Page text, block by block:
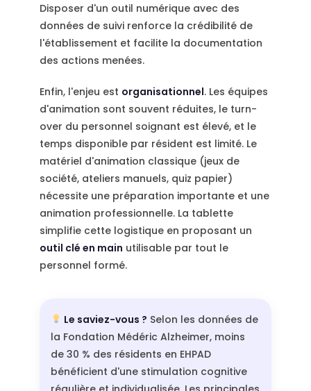
Disposer d'un outil numérique avec des
données de suivi renforce la crédibilité de
l'établissement et facilite la documentation
des actions menées.
Enfin, l'enjeu est organisationnel. Les équipes
d'animation sont souvent réduites, le turn-
over du personnel soignant est élevé, et le
temps disponible par résident est limité. Le
matériel d'animation classique (jeux de
société, ateliers manuels, quiz papier)
nécessite une préparation importante et une
animation professionnelle. La tablette
simplifie cette logistique en proposant un
outil clé en main utilisable par tout le
personnel formé.
Le saviez-vous ? Selon les données de
la Fondation Médéric Alzheimer, moins
de 30 % des résidents en EHPAD
bénéficient d'une stimulation cognitive